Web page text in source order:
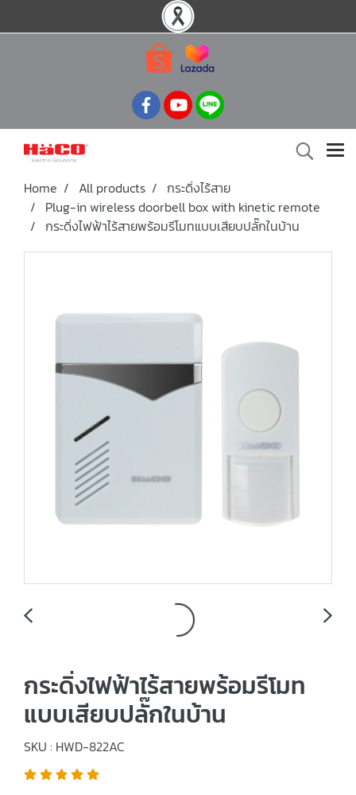
Home All products
กระดิ่งไร้สาย
Plug-in wireless doorbell box with kinetic remote
กระดิ่งไฟฟ้าไร้สายพร้อมรีโมทแบบเสียบปลั๊กในบ้าน
กระดิ่งไฟฟ้าไร้สายพร้อมรีโมท
แบบเสียบปลั๊กในบ้าน
SKU : HWD-822AC